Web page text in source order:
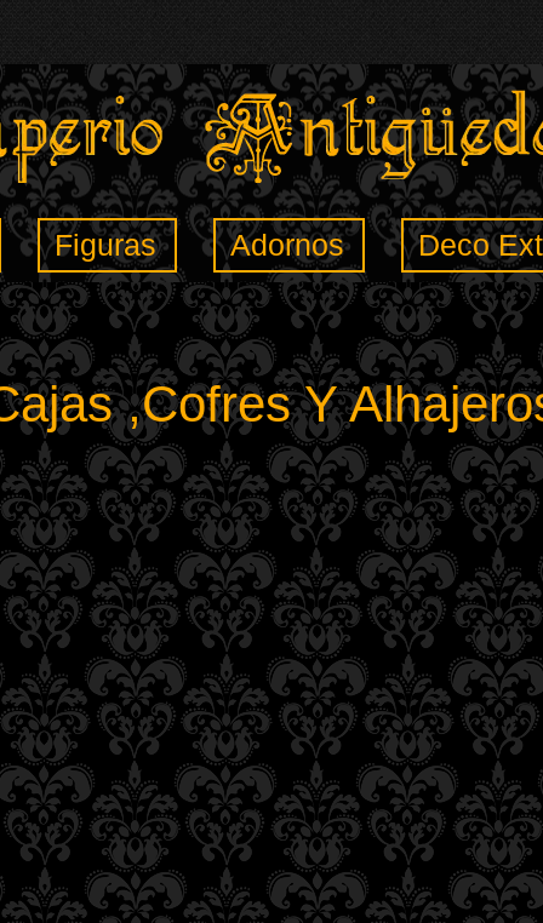
Figuras Adornos Deco
,Cofres Y